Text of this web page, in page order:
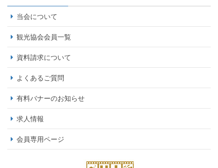
当会について
観光協会会員一覧
資料請求について
よくあるご質問
有料バナーのお知らせ
求人情報
会員専用ページ